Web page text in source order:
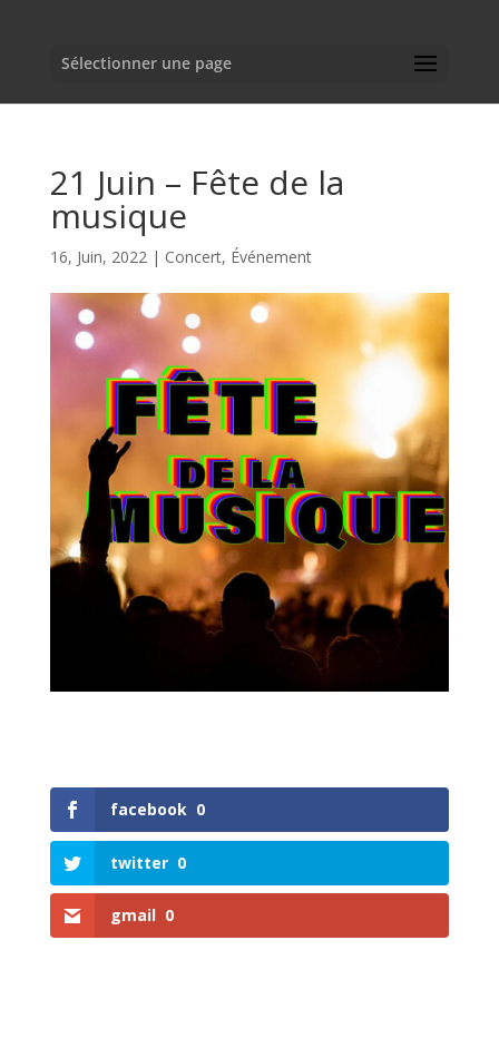
Sélectionner une page
21 Juin – Fête de la
musique
16, Juin, 2022| Concert, Événement
facebook 0
twitter 0
gmail 0